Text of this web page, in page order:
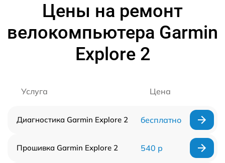
Цены на ремонт
велокомпьютера Garmin
Explore 2
Услуга Цена
Диагностика Garmin Explore 2 бесплатно
Прошивка Garmin Explore 2 540 р